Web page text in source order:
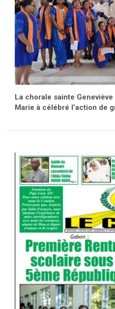
La chorale sainte
Marie à célébré l’action de